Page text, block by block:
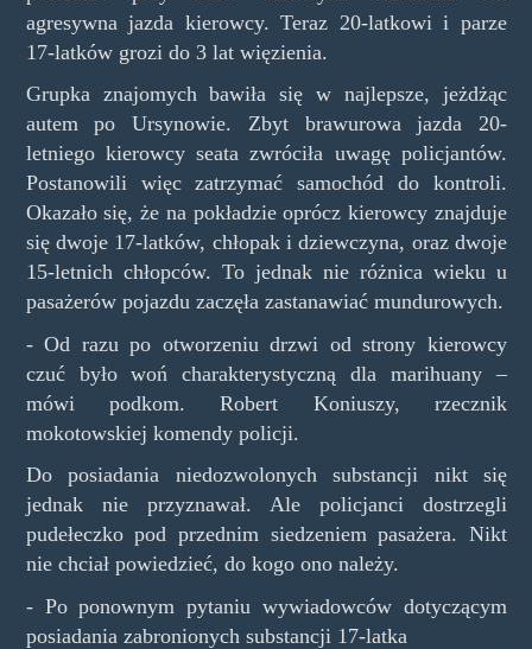
agresywna jazda kierowcy. Teraz 20-latkowi i parze
17-latków grozi do 3 lat więzienia.
Grupka znajomych bawiła się w najlepsze, jeżdżąc
autem po Ursynowie. Zbyt brawurowa jazda 20-
letniego kierowcy seata zwróciła uwagę policjantów.
Postanowili więc zatrzymać samochód do kontroli.
Okazało się, że na pokładzie oprócz kierowcy znajduje
się dwoje 17-latków, chłopak i dziewczyna, oraz dwoje
15-letnich chłopców. To jednak nie różnica wieku u
pasażerów pojazdu zaczęła zastanawiać mundurowych.
- Od razu po otworzeniu drzwi od strony kierowcy
czuć było woń charakterystyczną dla marihuany –
mówi podkom. Robert Koniuszy, rzecznik
mokotowskiej komendy policji.
Do posiadania niedozwolonych substancji nikt się
jednak nie przyznawał. Ale policjanci dostrzegli
pudełeczko pod przednim siedzeniem pasażera. Nikt
nie chciał powiedzieć, do kogo ono należy.
- Po ponownym pytaniu wywiadowców dotyczącym
posiadania zabronionych substancji 17-latka